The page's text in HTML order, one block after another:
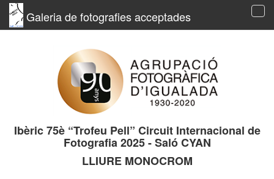
Galeria de fotografies acceptades
Ibèric 75è “Trofeu Pell” Circuit Internacional de
Fotografia 2025 - Saló CYAN
LLIURE MONOCROM